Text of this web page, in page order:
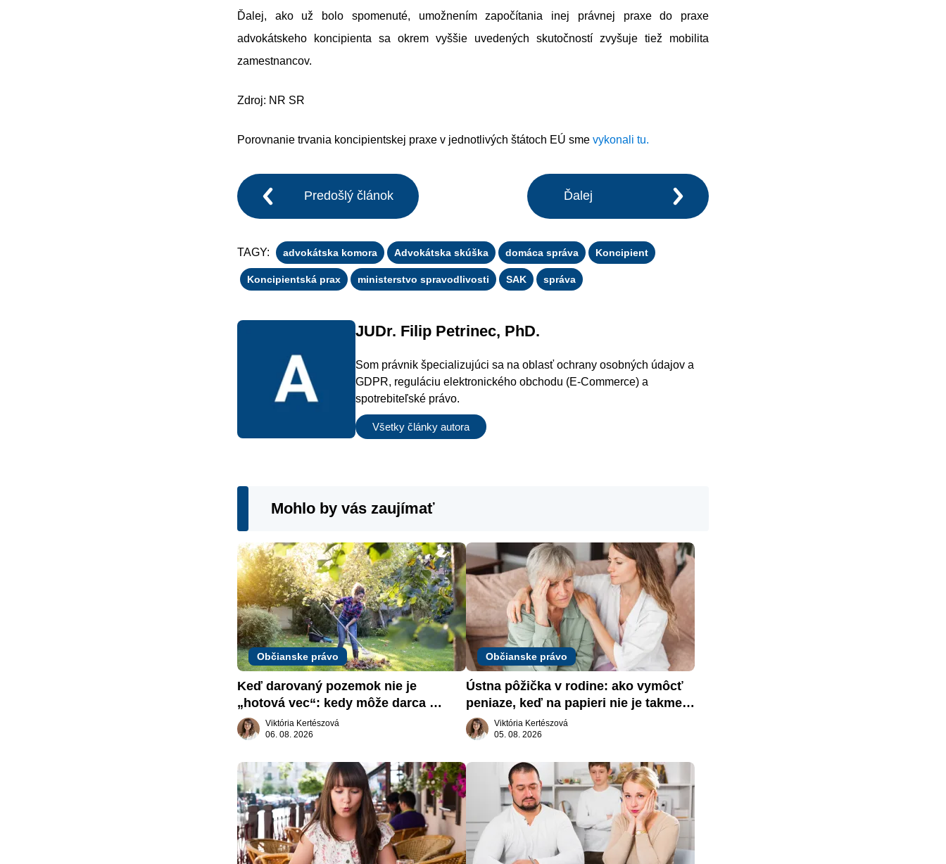
Ďalej, ako už bolo spomenuté, umožnením započítania inej právnej praxe do praxe
advokátskeho koncipienta sa okrem vyššie uvedených skutočností zvyšuje tiež mobilita
zamestnancov.
Zdroj: NR SR
Porovnanie trvania koncipientskej praxe v jednotlivých štátoch EÚ sme vykonali tu.
Predošlý článok Ďalej
TAGY: advokátska komora Advokátska skúška domáca správa Koncipient
Koncipientská prax ministerstvo spravodlivosti SAK správa
JUDr. Filip Petrinec, PhD.
Som právnik špecializujúci sa na oblasť ochrany osobných údajov a
GDPR, reguláciu elektronického obchodu (E-Commerce) a
spotrebiteľské právo.
Všetky články autora
Mohlo by vás zaujímať
Občianske právo
Keď darovaný pozemok nie je
„hotová vec“: kedy môže darca
žiadať dar späť
Viktória Kertészová
06. 08. 2026
Občianske právo
Ústna pôžička v rodine: ako vymôcť
peniaze, keď na papieri nie je takmer
nič
Viktória Kertészová
05. 08. 2026